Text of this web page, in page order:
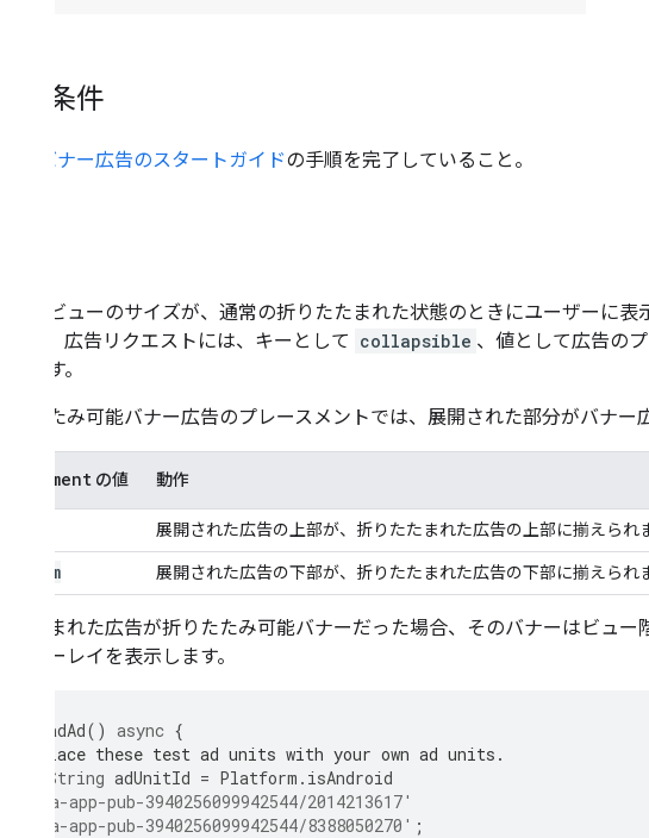
前提条件
バナー広告のスタートガイドの手順を完了していること。
バナービューのサイズが、通常の折りたたまれた状態のときにユーザーに
します。広告リクエストには、キーとして collapsible 、値として広告の
含めます。
折りたたみ可能バナー広告のプレースメントでは、展開された部分がバナー
Placement の値 動作
展開された広告の上部が、折りたたまれた広告の上部に揃えられ
bottom 展開された広告の下部が、折りたたまれた広告の下部に揃えられ
読み込まれた広告が折りたたみ可能バナーだった場合、そのバナーはビュ
オーバーレイを表示します。
_loadAd() async {
// Replace these test ad units with your own ad units.
String adUnitId = Platform . isAndroid
'ca-app-pub-3940256099942544/2014213617'
'ca-app-pub-3940256099942544/8388050270' ;